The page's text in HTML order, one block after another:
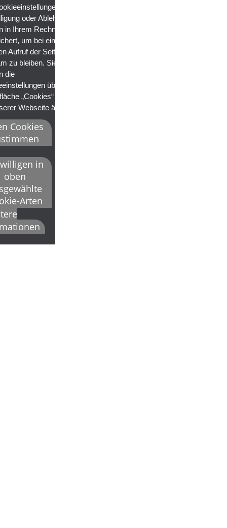
oder Ablehnung)
in Ihrem Rechner
um bei einem
Aufruf der Seite
zu bleiben. Sie
die
über die
„Cookies“ unten
Webseite ändern.
Cookies
in
oben
Arten